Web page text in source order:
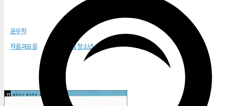
묵자가 들려주는 겸애 이야기
윤무학
자음과모음
자음과모음 청소년